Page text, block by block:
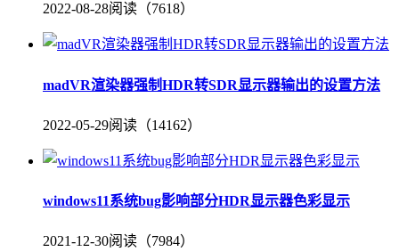
2022-08-28阅读（7618）
madVR渲染器强制HDR转SDR显示器输出的设置方法
2022-05-29阅读（14162）
windows11系统bug影响部分HDR显示器色彩显示
2021-12-30阅读（7984）